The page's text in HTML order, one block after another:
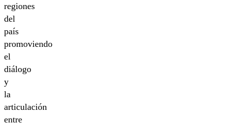
regiones
del
país
promoviendo
el
diálogo
y
la
articulación
entre